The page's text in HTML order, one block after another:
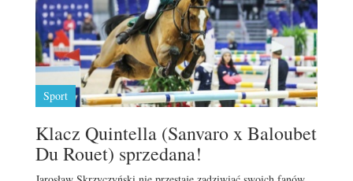
Sport
Klacz Quintella (Sanvaro x Baloubet
Du Rouet) sprzedana!